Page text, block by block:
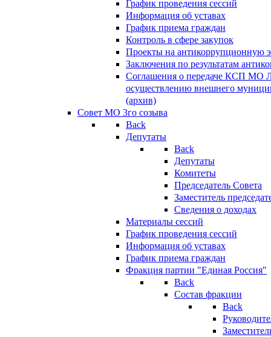
График проведения сессий
Информация об уставах
График приема граждан
Контроль в сфере закупок
Проекты на антикоррупционную
Заключения по результатам
Соглашения о передаче КСП МО
осуществлению внешнего
(архив)
Совет МО 3го созыва
Back
Депутаты
Back
Депутаты
Комитеты
Председатель Совета
Заместитель
Сведения о доходах
Материалы сессий
График проведения сессий
Информация об уставах
График приема граждан
Фракция партии "Единая Россия"
Back
Состав фракции
Back